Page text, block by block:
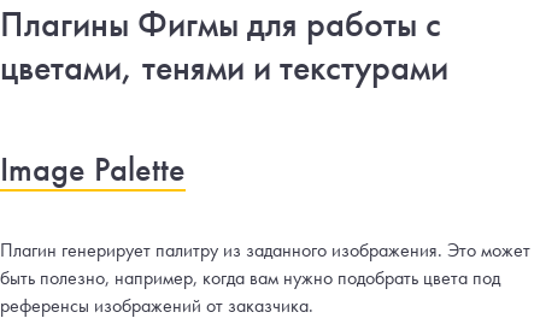
Плагины Фигмы для работы с
цветами, тенями и текстурами
Image Palette
Плагин генерирует палитру из заданного изображения. Это может
быть полезно, например, когда вам нужно подобрать цвета под
референсы изображений от заказчика.